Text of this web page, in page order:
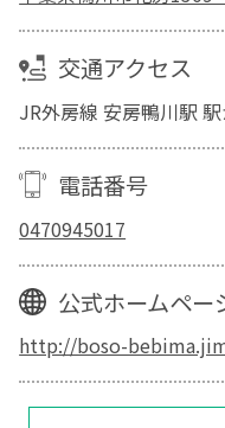
交通アクセス
JR外房線 安房鴨川駅
電話番号
0470945017
公式ホームペー
http://boso-